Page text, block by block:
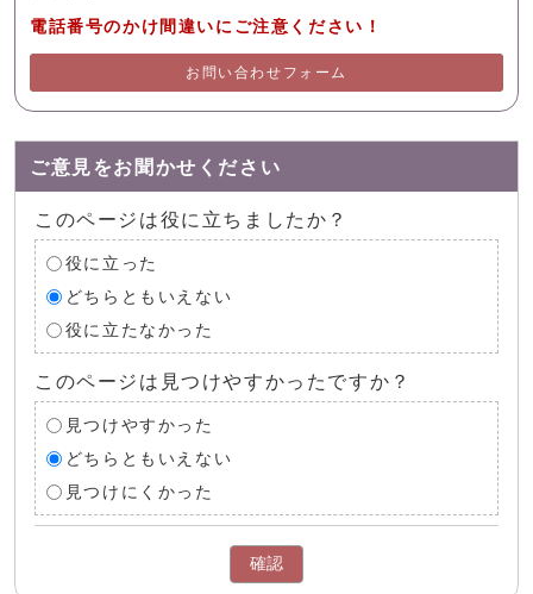
電話番号のかけ間違いにご注意ください！
お問い合わせフォーム
ご意見をお聞かせください
このページは役に立ちましたか？
役に立った
どちらともいえない
役に立たなかった
このページは見つけやすかったですか？
見つけやすかった
どちらともいえない
見つけにくかった
確認